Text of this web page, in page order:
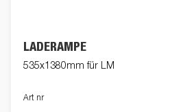
LADERAMPE
535x1380mm für LM
Art nr